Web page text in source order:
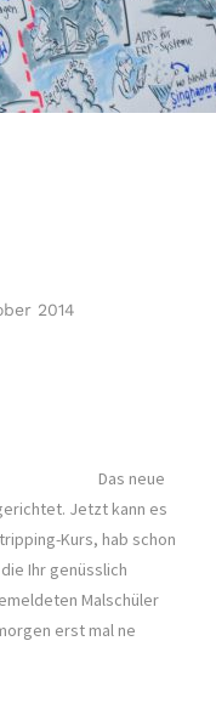
2014
Das neue
Jetzt kann es
Kurs, hab schon
Ihr genüsslich
Malschüler
erst mal ne